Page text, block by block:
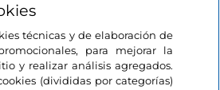
técnicas y de elaboración de
para mejorar la
y realizar análisis agregados.
(divididas por categorías)